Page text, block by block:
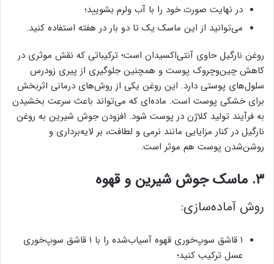
در نهایت صورت خود را با آب ولرم بشویید؛
می‌توانید از این ماسک یک تا دو بار در هفته استفاده کنید.
روغن نارگیل حاوی آنتی‌اکسیدان است؛ ترکیباتی که نقش موثری در
کاهش چین‌وچروک پوست و همچنین جلوگیری از پیری زودرس
سلول‌های پوستی دارد. این روغن یکی از روش‌های درمانی اثربخش
برای خشکی پوست است. ماده‌ای که می‌تواند باعث سرعت ‌بخشیدن
به فرآیند تولید کلاژن در پوست شود. افزودن جوش شیرین به روغن
نارگیل در کنار مزایایی مانند نرمی و لطافت، بر لایه‌برداری و
روشن‌شدن پوست هم موثر است.
۳. ماسک جوش شیرین و قهوه
روش آماده‌سازی:
۱ قاشق سوپ‌خوری قهوه آسیاب‌شده را با ۱ قاشق سوپ‌خوری
عسل ترکیب کنید؛